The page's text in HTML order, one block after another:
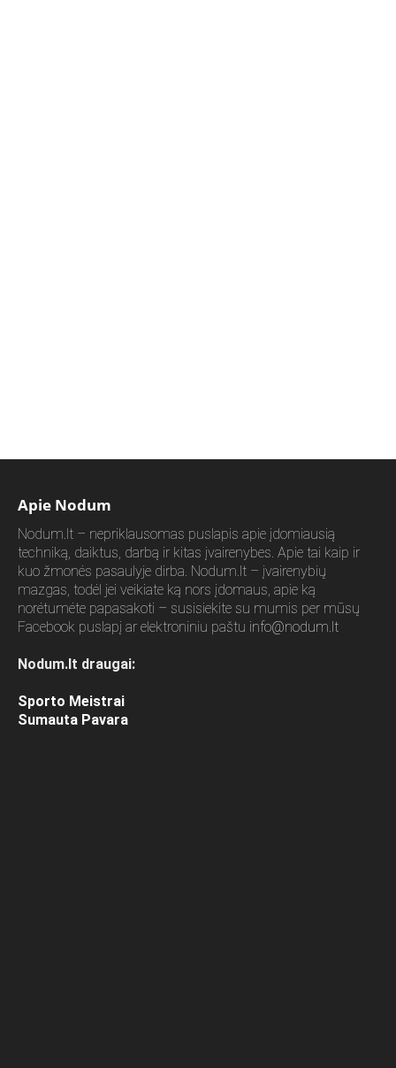
Apie Nodum
Nodum.lt – nepriklausomas puslapis apie įdomiausią
techniką, daiktus, darbą ir kitas įvairenybes. Apie tai kaip ir
kuo žmonės pasaulyje dirba. Nodum.lt – įvairenybių
mazgas, todėl jei veikiate ką nors įdomaus, apie ką
norėtumėte papasakoti – susisiekite su mumis per mūsų
Facebook puslapį ar elektroniniu paštu info@nodum.lt
Nodum.lt draugai:
Sporto Meistrai
Sumauta Pavara